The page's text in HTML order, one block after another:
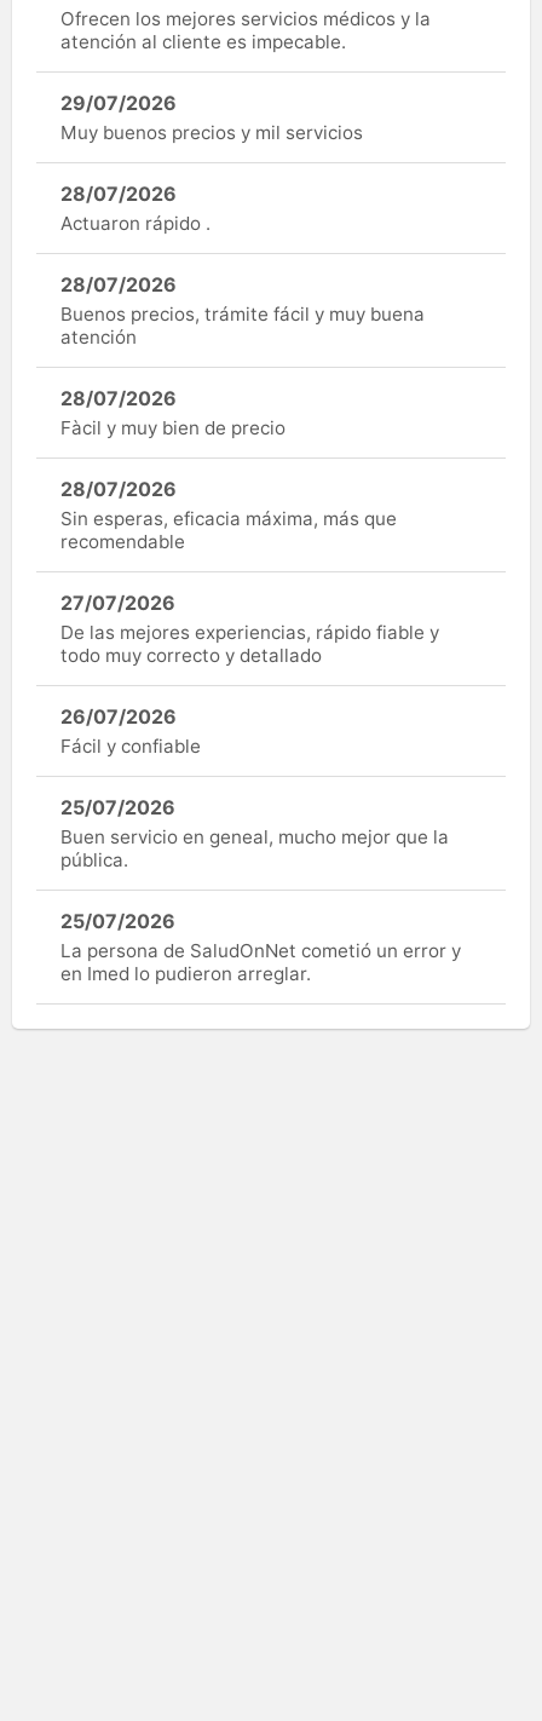
Ofrecen los mejores servicios médicos y la
atención al cliente es impecable.
29/07/2026
Muy buenos precios y mil servicios
28/07/2026
Actuaron rápido .
28/07/2026
Buenos precios, trámite fácil y muy buena
atención
28/07/2026
Fàcil y muy bien de precio
28/07/2026
Sin esperas, eficacia máxima, más que
recomendable
27/07/2026
De las mejores experiencias, rápido fiable y
todo muy correcto y detallado
26/07/2026
Fácil y confiable
25/07/2026
Buen servicio en geneal, mucho mejor que la
pública.
25/07/2026
La persona de SaludOnNet cometió un error y
en Imed lo pudieron arreglar.